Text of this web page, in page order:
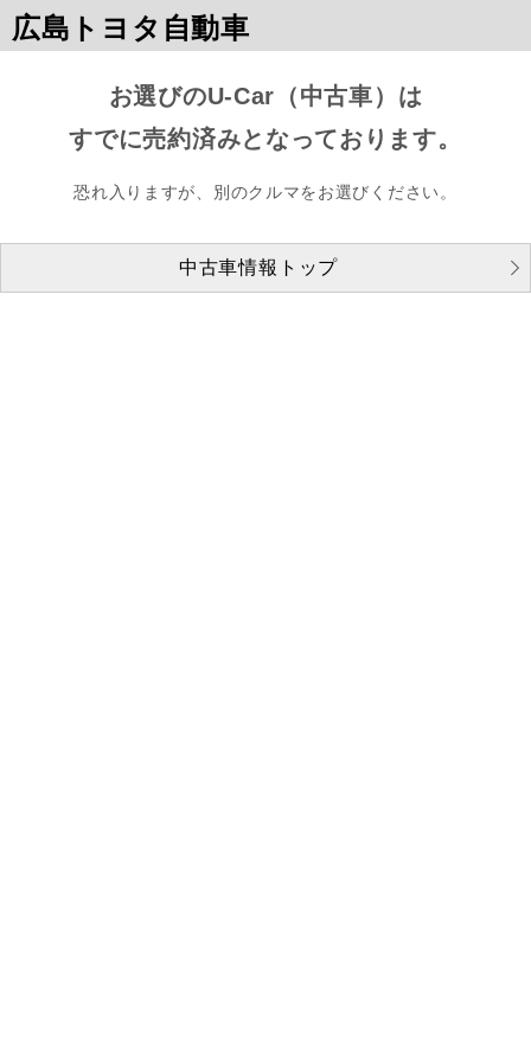
広島トヨタ自動車
お選びのU-Car（中古車）は
すでに売約済みとなっております。
恐れ入りますが、別のクルマをお選びください。
中古車情報トップ